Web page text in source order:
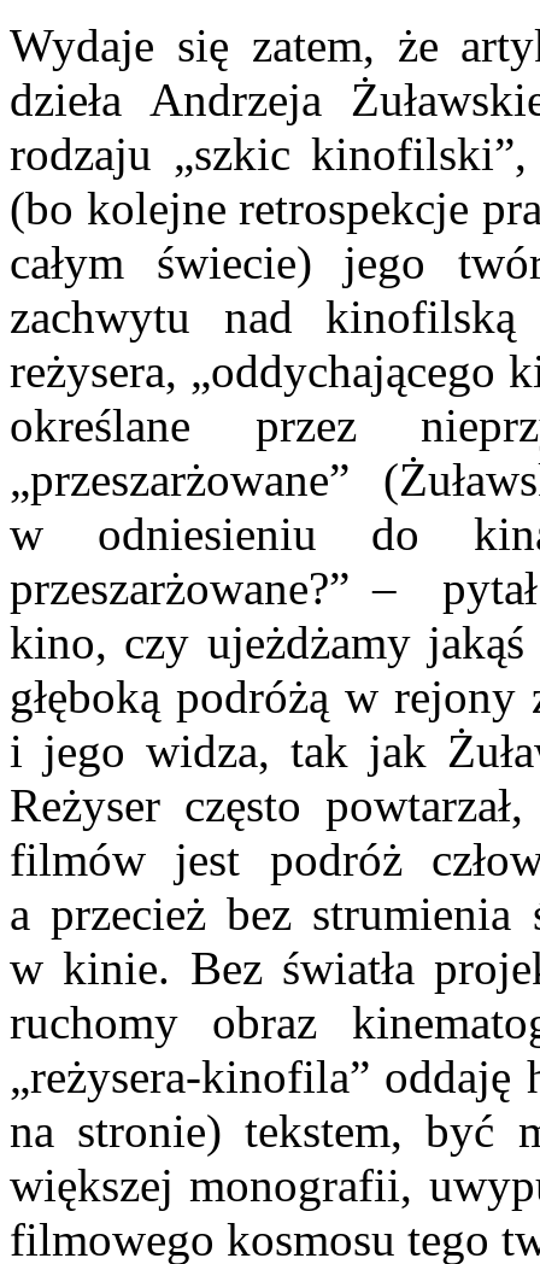
Wydaje się zatem, że
dzieła Andrzeja
rodzaju „szkic
(bo kolejne retrospekcje
całym świecie) jego
zachwytu nad kinofilską
reżysera, „oddychającego
określane przez
„przeszarżowane”
w odniesieniu do
przeszarżowane?” –
kino, czy ujeżdżamy jakąś
głęboką podróżą w
i jego widza, tak jak
Reżyser często
filmów jest podróż
a przecież bez
w kinie. Bez światła
ruchomy obraz
„reżysera-kinofila”
na stronie) tekstem, być
większej monografii,
filmowego kosmosu tego